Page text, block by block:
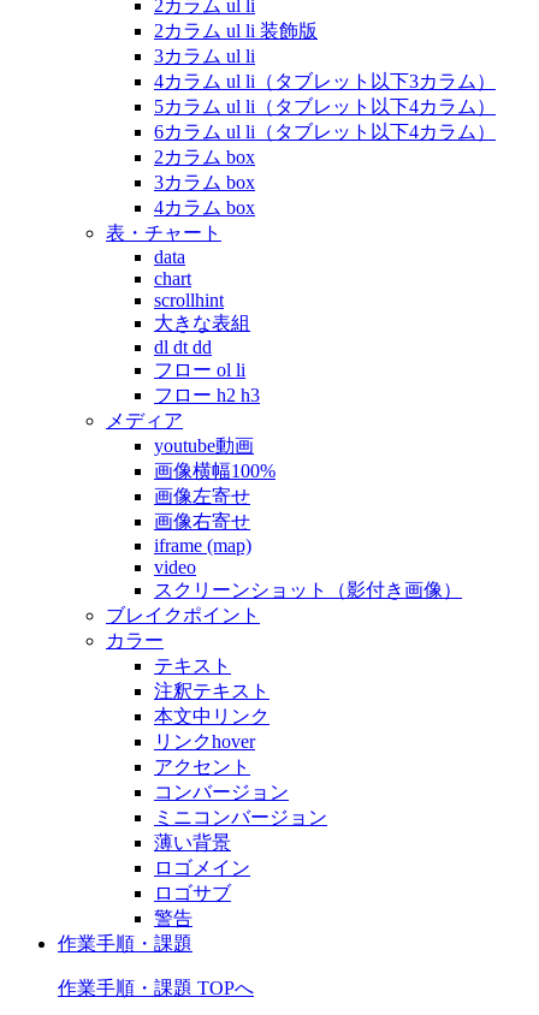
2カラム ul li
2カラム ul li 装飾版
3カラム ul li
4カラム ul li（タブレット以下3カラム）
5カラム ul li（タブレット以下4カラム）
6カラム ul li（タブレット以下4カラム）
2カラム box
3カラム box
4カラム box
表・チャート
data
chart
scrollhint
大きな表組
dl dt dd
フロー ol li
フロー h2 h3
メディア
youtube動画
画像横幅100%
画像左寄せ
画像右寄せ
iframe (map)
video
スクリーンショット（影付き画像）
ブレイクポイント
カラー
テキスト
注釈テキスト
本文中リンク
リンクhover
アクセント
コンバージョン
ミニコンバージョン
薄い背景
ロゴメイン
ロゴサブ
警告
作業手順・課題
作業手順・課題 TOPへ